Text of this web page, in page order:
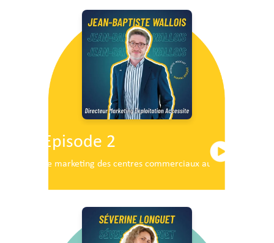
Episode 2
Le marketing des centres commerciaux au service du